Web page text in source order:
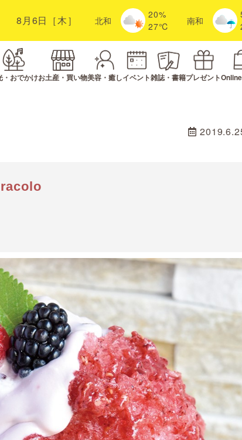
8月6日［木］ 北和
20%
27℃
南和
・おでかけお土産・買い物美容・癒しイベント雑誌・書籍プレゼント